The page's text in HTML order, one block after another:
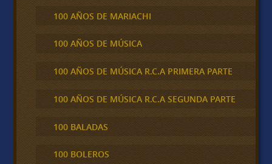
100 AÑOS DE MARIACHI
100 AÑOS DE MÚSICA
100 AÑOS DE MÚSICA R.C.A PRIMERA PARTE
100 AÑOS DE MÚSICA R.C.A SEGUNDA PARTE
100 BALADAS
100 BOLEROS